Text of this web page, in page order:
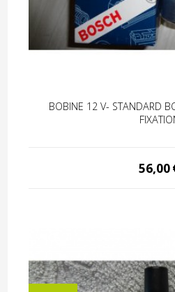
BOBINE 12 V- STANDARD
56,00